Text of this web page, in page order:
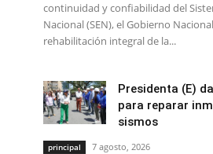
continuidad y confiabilidad del
Nacional (SEN), el Gobierno
rehabilitación integral de la...
Presidenta (E)
para reparar
sismos
principal 7 agosto, 2026